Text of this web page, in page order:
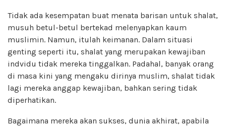
Tidak ada kesempatan buat menata barisan untuk shalat,
musuh betul-betul bertekad melenyapkan kaum
muslimin. Namun, itulah keimanan. Dalam situasi
genting seperti itu, shalat yang merupakan kewajiban
indvidu tidak mereka tinggalkan. Padahal, banyak orang
di masa kini yang mengaku dirinya muslim, shalat tidak
lagi mereka anggap kewajiban, bahkan sering tidak
diperhatikan.
Bagaimana mereka akan sukses, dunia akhirat, apabila